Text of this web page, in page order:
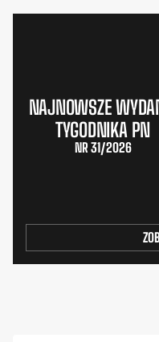
NAJNOWSZE
TYGODNIKA PN
NR 31/2026